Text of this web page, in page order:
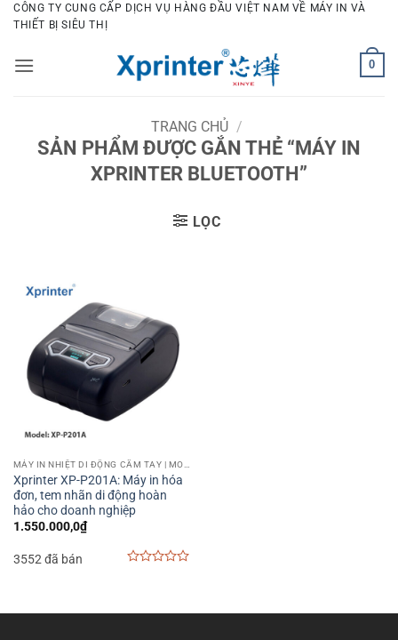
Bỏ
qua
dung
CÔNG TY CUNG CẤP DỊCH VỤ HÀNG ĐẦU VIỆT NAM VỀ MÁY IN VÀ
THIẾT BỊ SIÊU THỊ
0
TRANG CHỦ /
SẢN PHẨM ĐƯỢC GẮN THẺ “MÁY IN
XPRINTER BLUETOOTH”
LỌC
Xprinter XP-P201A: Máy in hóa
đơn, tem nhãn di động hoàn
hảo cho doanh nghiệp
1.550.000,0₫
3552 đã bán
5